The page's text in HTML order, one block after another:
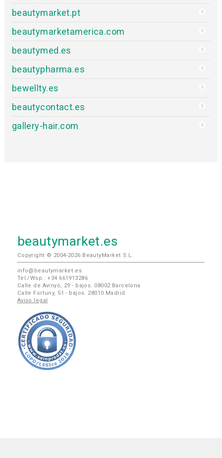
beautymarket.pt
beautymarketamerica.com
beautymed.es
beautypharma.es
bewellty.es
beautycontact.es
gallery-hair.com
beautymarket.es
Copyright © 2004-2026 BeautyMarket S.L.
info@beautymarket.es
Tel./Wsp.: +34 661913286
Calle de Avinyó, 29 - bajos. 08002 Barcelona
Calle Fortuny, 51 - bajos. 28010 Madrid
Aviso legal